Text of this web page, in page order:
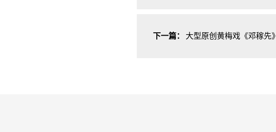
下一篇： 大型原创黄梅戏《邓稼先》